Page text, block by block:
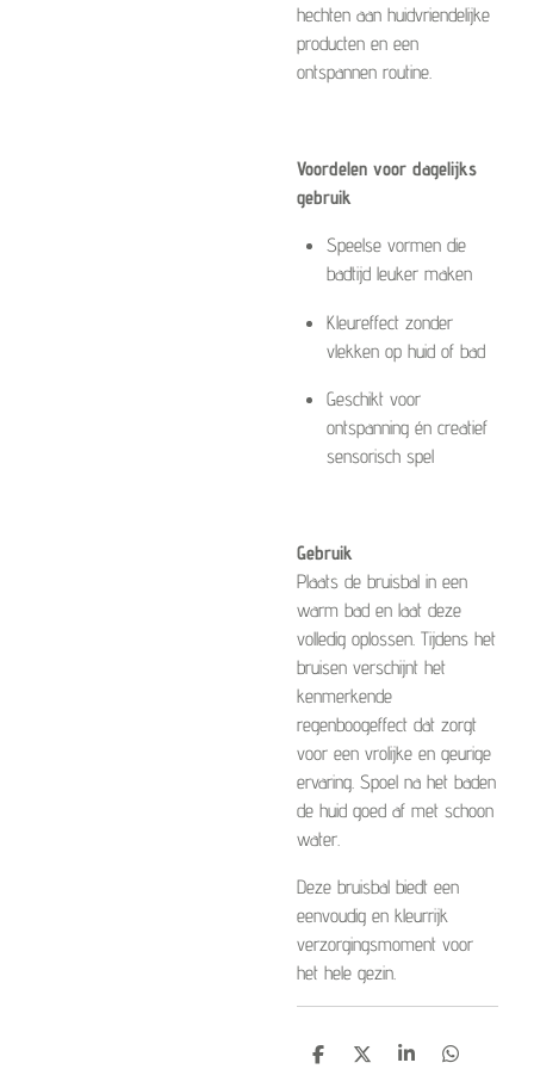
hechten aan huidvriendelijke
producten en een
ontspannen routine.
Voordelen voor dagelijks
gebruik
Speelse vormen die
badtijd leuker maken
Kleureffect zonder
vlekken op huid of bad
Geschikt voor
ontspanning én creatief
sensorisch spel
Gebruik
Plaats de bruisbal in een
warm bad en laat deze
volledig oplossen. Tijdens het
bruisen verschijnt het
kenmerkende
regenboogeffect dat zorgt
voor een vrolijke en geurige
ervaring. Spoel na het baden
de huid goed af met schoon
water.
Deze bruisbal biedt een
eenvoudig en kleurrijk
verzorgingsmoment voor
het hele gezin.
D
D
S
D